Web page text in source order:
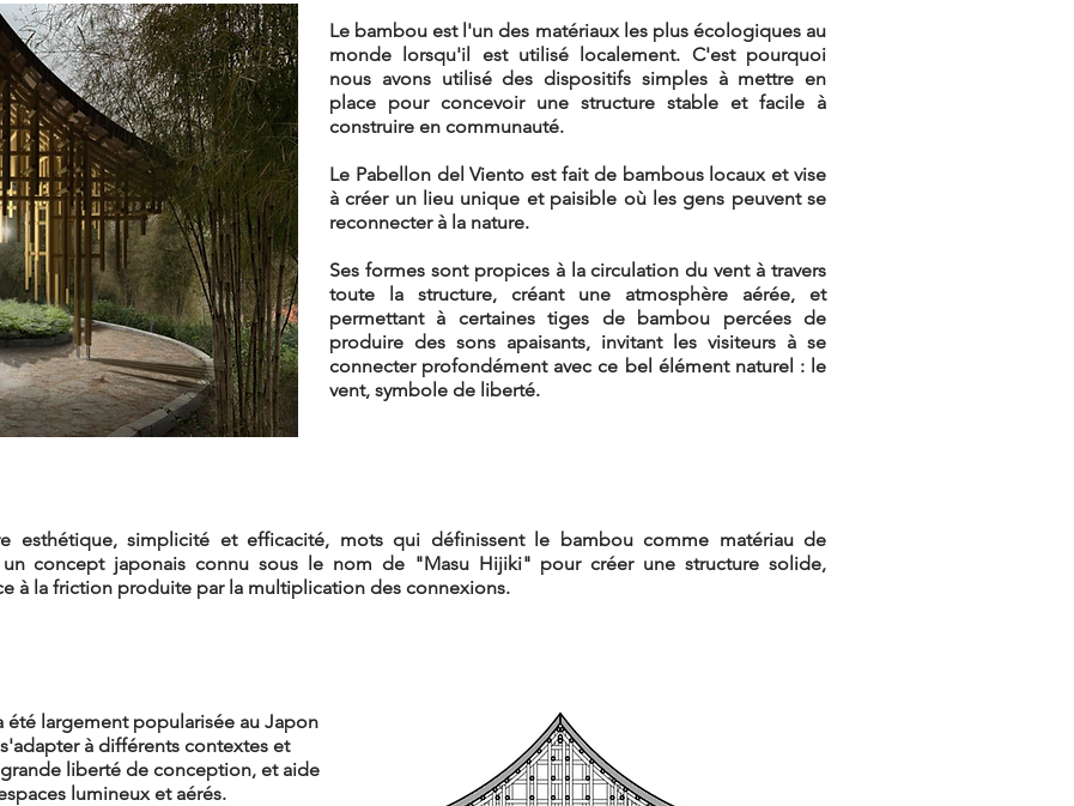
Le bambou est l'un des matériaux les plus écologiques au
monde lorsqu'il est utilisé localement. C'est pourquoi
nous avons utilisé des dispositifs simples à mettre en
place pour concevoir une structure stable et facile à
construire en communauté.
Le Pabellon del Viento est fait de bambous locaux et vise
à créer un lieu unique et paisible où les gens peuvent se
reconnecter à la nature.
Ses formes sont propices à la circulation du vent à travers
toute la structure, créant une atmosphère aérée, et
permettant à certaines tiges de bambou percées de
produire des sons apaisants, invitant les visiteurs à se
connecter profondément avec ce bel élément naturel : le
vent, symbole de liberté.
esthétique, simplicité et efficacité, mots qui définissent le bambou comme matériau de
concept japonais connu sous le nom de "Masu Hijiki" pour créer une structure solide,
à la friction produite par la multiplication des connexions.
largement popularisée au Japon
à différents contextes et
liberté de conception, et aide
lumineux et aérés.